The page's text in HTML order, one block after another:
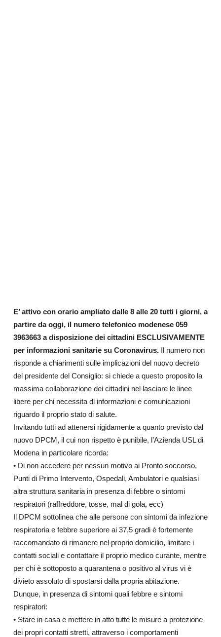
E’ attivo con orario ampliato dalle 8 alle 20 tutti i giorni, a
partire da oggi, il numero telefonico modenese 059
3963663 a disposizione dei cittadini ESCLUSIVAMENTE
per informazioni sanitarie su Coronavirus.Il numero non
risponde a chiarimenti sulle implicazioni del nuovo decreto
del presidente del Consiglio: si chiede a questo proposito la
massima collaborazione dei cittadini nel lasciare le linee
libere per chi necessita di informazioni e comunicazioni
riguardo il proprio stato di salute.
Invitando tutti ad attenersi rigidamente a quanto previsto dal
nuovo DPCM, il cui non rispetto è punibile, l’Azienda USL di
Modena in particolare ricorda:
• Di non accedere per nessun motivo ai Pronto soccorso,
Punti di Primo Intervento, Ospedali, Ambulatori e qualsiasi
altra struttura sanitaria in presenza di febbre o sintomi
respiratori (raffreddore, tosse, mal di gola, ecc)
Il DPCM sottolinea che alle persone con sintomi da infezione
respiratoria e febbre superiore ai 37,5 gradi è fortemente
raccomandato di rimanere nel proprio domicilio, limitare i
contatti sociali e contattare il proprio medico curante, mentre
per chi è sottoposto a quarantena o positivo al virus vi è
divieto assoluto di spostarsi dalla propria abitazione.
Dunque, in presenza di sintomi quali febbre e sintomi
respiratori:
• Stare in casa e mettere in atto tutte le misure a protezione
dei propri contatti stretti, attraverso i comportamenti